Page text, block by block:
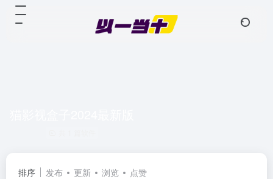
排序 发布 更新 浏览 点赞